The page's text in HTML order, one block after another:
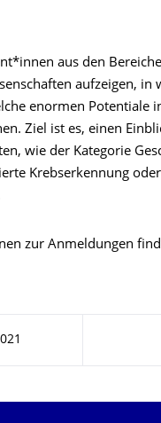
aus den
aufzeigen, in
enormen Potentiale
Ziel ist es, einen
wie der Kategorie
Krebserkennung oder
zur Anmeldungen